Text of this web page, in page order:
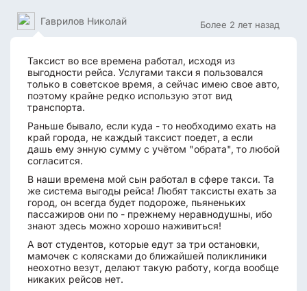
Более 2 лет назад
Гаврилов Николай
Таксист во все времена работал, исходя из
выгодности рейса. Услугами такси я пользовался
только в советское время, а сейчас имею свое авто,
поэтому крайне редко использую этот вид
транспорта.
Раньше бывало, если куда - то необходимо ехать на
край города, не каждый таксист поедет, а если
дашь ему энную сумму с учётом "обрата", то любой
согласится.
В наши времена мой сын работал в сфере такси. Та
же система выгоды рейса! Любят таксисты ехать за
город, он всегда будет подороже, пьяненьких
пассажиров они по - прежнему неравнодушны, ибо
знают здесь можно хорошо наживиться!
А вот студентов, которые едут за три остановки,
мамочек с колясками до ближайшей поликлиники
неохотно везут, делают такую работу, когда вообще
никаких рейсов нет.